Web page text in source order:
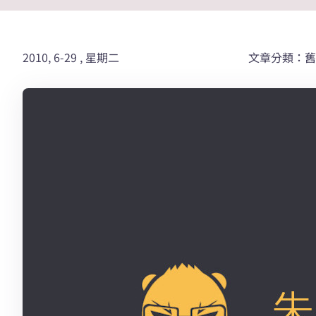
2010, 6-29 , 星期二 文章分類：